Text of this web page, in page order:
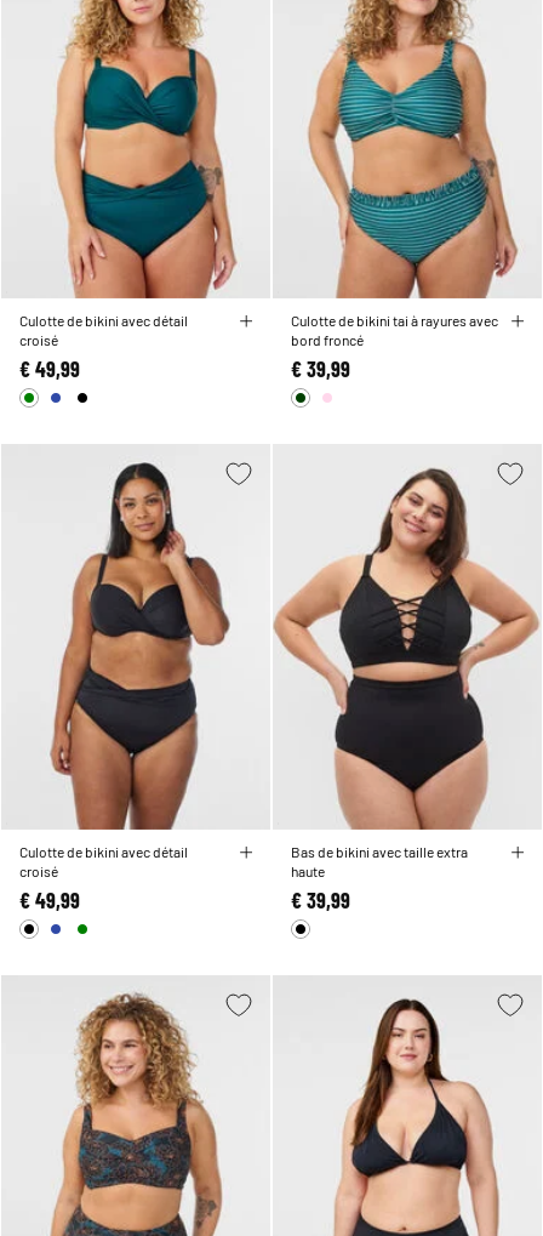
Culotte de bikini avec détail
croisé
€ 49,99
Culotte de bikini tai à rayures avec
bord froncé
€ 39,99
Culotte de bikini avec détail
croisé
€ 49,99
Bas de bikini avec taille extra
haute
€ 39,99